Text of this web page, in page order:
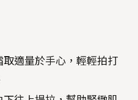
取適量於手心，輕輕拍打